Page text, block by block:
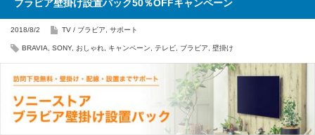
ブラビア壁掛け設置パック50％OFFキャンペーン
2018/8/2 TV / ブラビア サポート
BRAVIA SONY, おしゃれ キャンペーン テレビ ブラビア 壁掛け